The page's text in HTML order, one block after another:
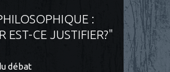
:
EST-CE JUSTIFIER?"
débat